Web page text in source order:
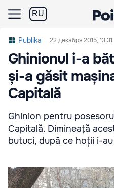
RU
Publika 22 декабря 2015, 13:31
Ghinionul i-a
și-a găsit
Capitală
Ghinion pentru
Capitală. Dimineață
butuci, după ce hoții i-